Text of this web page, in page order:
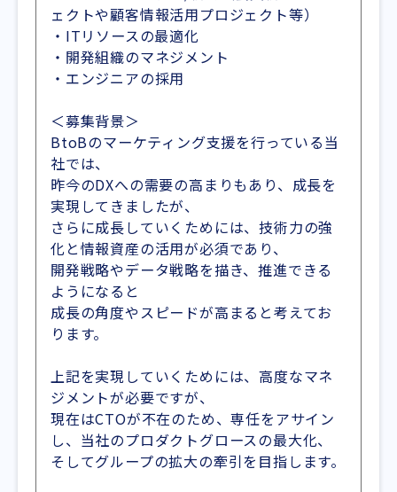
ェクトや顧客情報活用プロジェクト等）
・ITリソースの最適化
・開発組織のマネジメント
・エンジニアの採用
＜募集背景＞
BtoBのマーケティング支援を行っている当
社では、
昨今のDXへの需要の高まりもあり、成長を
実現してきましたが、
さらに成長していくためには、技術力の強
化と情報資産の活用が必須であり、
開発戦略やデータ戦略を描き、推進できる
ようになると
成長の角度やスピードが高まると考えてお
ります。
上記を実現していくためには、高度なマネ
ジメントが必要ですが、
現在はCTOが不在のため、専任をアサイン
し、当社のプロダクトグロースの最大化、
そしてグループの拡大の牽引を目指します。